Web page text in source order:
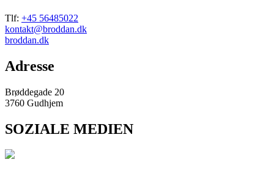
Tlf: +45 56485022
kontakt@broddan.dk
broddan.dk
Adresse
Brøddegade 20
3760 Gudhjem
SOZIALE MEDIEN